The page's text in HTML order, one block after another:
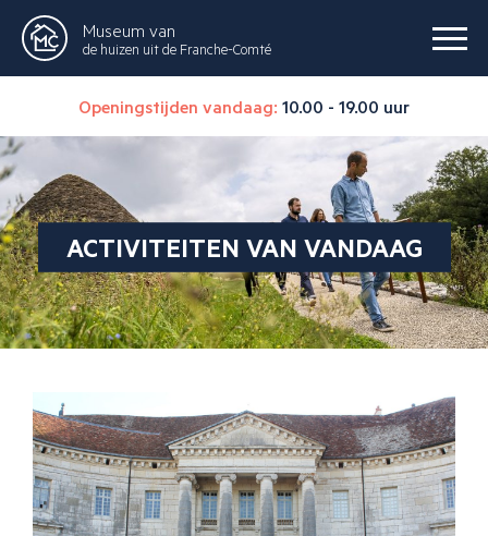
Museum van
de huizen uit de Franche-Comté
Openingstijden vandaag: 10.00 - 19.00 uur
ACTIVITEITEN VAN VANDAAG